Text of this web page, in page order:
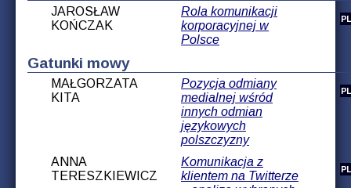
JAROSŁAW
KOŃCZAK
Rola komunikacji
korporacyjnej w
Polsce
Gatunki mowy
MAŁGORZATA
KITA
Pozycja odmiany
medialnej wśród
innych odmian
językowych
polszczyzny
ANNA
TERESZKIEWICZ
Komunikacja z
klientem na Twitterze